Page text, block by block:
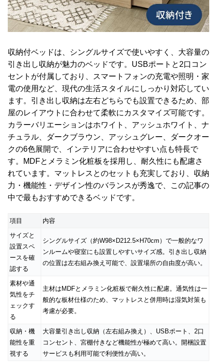
収納付ベッドは、シングルサイズで使いやすく、大容量の
引き出し収納が魅力のベッドです。USBポートと2口コン
セントが付属しており、スマートフォンの充電や照明・家
電の使用など、現代の生活スタイルにしっかり対応してい
ます。引き出し収納は左右どちらでも設置できるため、部
屋のレイアウトに合わせて柔軟にカスタマイズ可能です。
カラーバリエーションはホワイト、アッシュホワイト、ナ
チュラル、ダークブラウン、アッシュグレー、ダークオー
クの6色展開で、インテリアに合わせやすい点も特長で
す。MDFとメラミン化粧板を採用し、耐久性にも配慮さ
れています。マットレスとのセットも充実しており、収納
力・機能性・デザイン性のバランスが秀逸で、この記事の
中で最もおすすめできるベッドです。
項目
内容
サイズと
設置スペ
ースを確
認する
シングルサイズ（約W98×D212.5×H70cm）で一般的なワ
ンルームや寝室にも設置しやすいサイズ感。引き出し収納
の位置は左右組み換え可能で、設置場所の自由度が高い。
素材や通
気性をチ
ェックす
る
主材はMDFとメラミン化粧板で耐久性に配慮。通気性は一
般的な板材仕様のため、マットレスと併用時は湿気対策も
考慮が必要。
収納・機
能性を重
視する
大容量引き出し収納（左右組み換え）、USBポート、2口
コンセント、宮棚付きなど機能性が極めて高い。開梱設置
サービスも利用可能で利便性が高い。